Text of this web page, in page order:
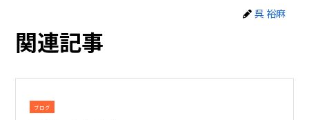
呉 裕麻
関連記事
ブログ